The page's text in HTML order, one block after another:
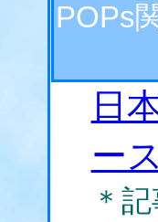
POPs
日
ース
＊